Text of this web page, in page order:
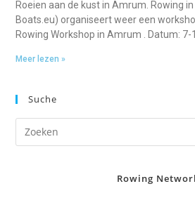
Roeien aan de kust in Amrum. Rowing
Boats.eu) organiseert weer een
Rowing Workshop in Amrum . Datum: 7-
Meer lezen »
Suche
Rowing